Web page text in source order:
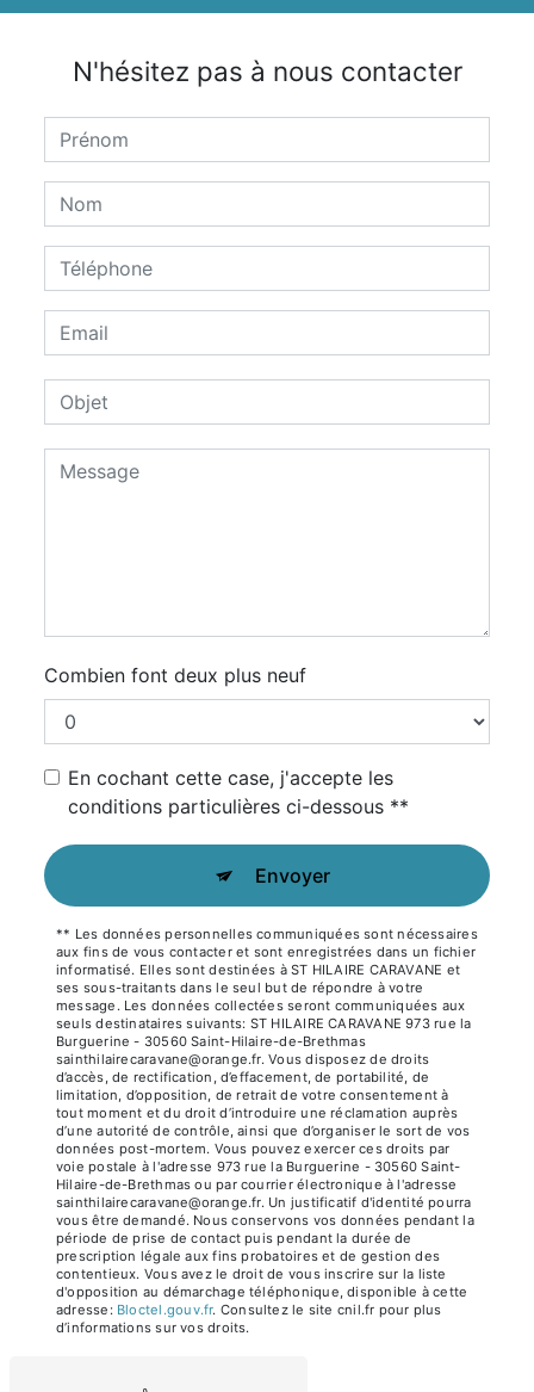
N'hésitez pas à nous contacter
Combien font deux plus neuf
En cochant cette case, j'accepte les
conditions particulières ci-dessous **
Envoyer
** Les données personnelles communiquées sont nécessaires
aux fins de vous contacter et sont enregistrées dans un fichier
informatisé. Elles sont destinées à ST HILAIRE CARAVANE et
ses sous-traitants dans le seul but de répondre à votre
message. Les données collectées seront communiquées aux
seuls destinataires suivants: ST HILAIRE CARAVANE 973 rue la
Burguerine - 30560 Saint-Hilaire-de-Brethmas
sainthilairecaravane@orange.fr. Vous disposez de droits
d’accès, de rectification, d’effacement, de portabilité, de
limitation, d’opposition, de retrait de votre consentement à
tout moment et du droit d’introduire une réclamation auprès
d’une autorité de contrôle, ainsi que d’organiser le sort de vos
données post-mortem. Vous pouvez exercer ces droits par
voie postale à l'adresse 973 rue la Burguerine - 30560 Saint-
Hilaire-de-Brethmas ou par courrier électronique à l'adresse
sainthilairecaravane@orange.fr. Un justificatif d'identité pourra
vous être demandé. Nous conservons vos données pendant la
période de prise de contact puis pendant la durée de
prescription légale aux fins probatoires et de gestion des
contentieux. Vous avez le droit de vous inscrire sur la liste
d'opposition au démarchage téléphonique, disponible à cette
adresse:
Bloctel.gouv.fr. Consultez le site cnil.fr pour plus
d’informations sur vos droits.